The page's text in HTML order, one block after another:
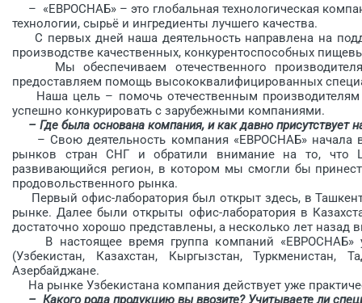
– «ЕВРОСНАБ» – это глобальная технологическая
технологии, сырьё и ингредиенты лучшего качества.
С первых дней наша деятельность направлена на
производстве качественных, конку­рентоспособных
Мы обеспечиваем отечественного производителя
предоставляем помощь высококвалифицированных
Наша цель – помочь отечественным производителям
успешно конкурировать с зарубежными компаниями.
– Где была основана компания, и как давно присутствует
– Свою деятельность компания «ЕВРОСНАБ» начала
рынков стран СНГ и обратили внимание на то, что
развивающийся регион, в котором мы смогли бы
продовольственного рынка.
Первый офис-лаборатория был открыт здесь, в
рынке. Далее были открыты офис-лаборатория в
достаточно хорошо представлены, а несколько лет
В настоящее время группа компаний «ЕВРОСНАБ»
(Узбекистан, Казахстан, Кыргызстан,
Азербайджане.
На рынке Узбекистана компания действует уже
– Какого рода продукцию вы ввозите? Учитываете ли